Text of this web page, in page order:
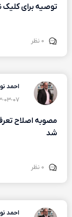
توصیه برای کلیک
۰ نظر
احمد
۱۴۰۳-
مصوبه اصلاح
شد
۰ نظر
احمد